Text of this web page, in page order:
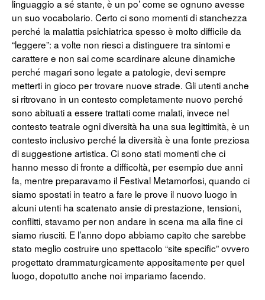
linguaggio a sé stante, è un po’ come se ognuno avesse
un suo vocabolario. Certo ci sono momenti di stanchezza
perché la malattia psichiatrica spesso è molto difficile da
“leggere”: a volte non riesci a distinguere tra sintomi e
carattere e non sai come scardinare alcune dinamiche
perché magari sono legate a patologie, devi sempre
metterti in gioco per trovare nuove strade. Gli utenti anche
si ritrovano in un contesto completamente nuovo perché
sono abituati a essere trattati come malati, invece nel
contesto teatrale ogni diversità ha una sua legittimità, è un
contesto inclusivo perché la diversità è una fonte preziosa
di suggestione artistica. Ci sono stati momenti che ci
hanno messo di fronte a difficoltà, per esempio due anni
fa, mentre preparavamo il Festival Metamorfosi, quando ci
siamo spostati in teatro a fare le prove il nuovo luogo in
alcuni utenti ha scatenato ansie di prestazione, tensioni,
conflitti, stavamo per non andare in scena ma alla fine ci
siamo riusciti. E l’anno dopo abbiamo capito che sarebbe
stato meglio costruire uno spettacolo “site specific” ovvero
progettato drammaturgicamente appositamente per quel
luogo, dopotutto anche noi impariamo facendo.